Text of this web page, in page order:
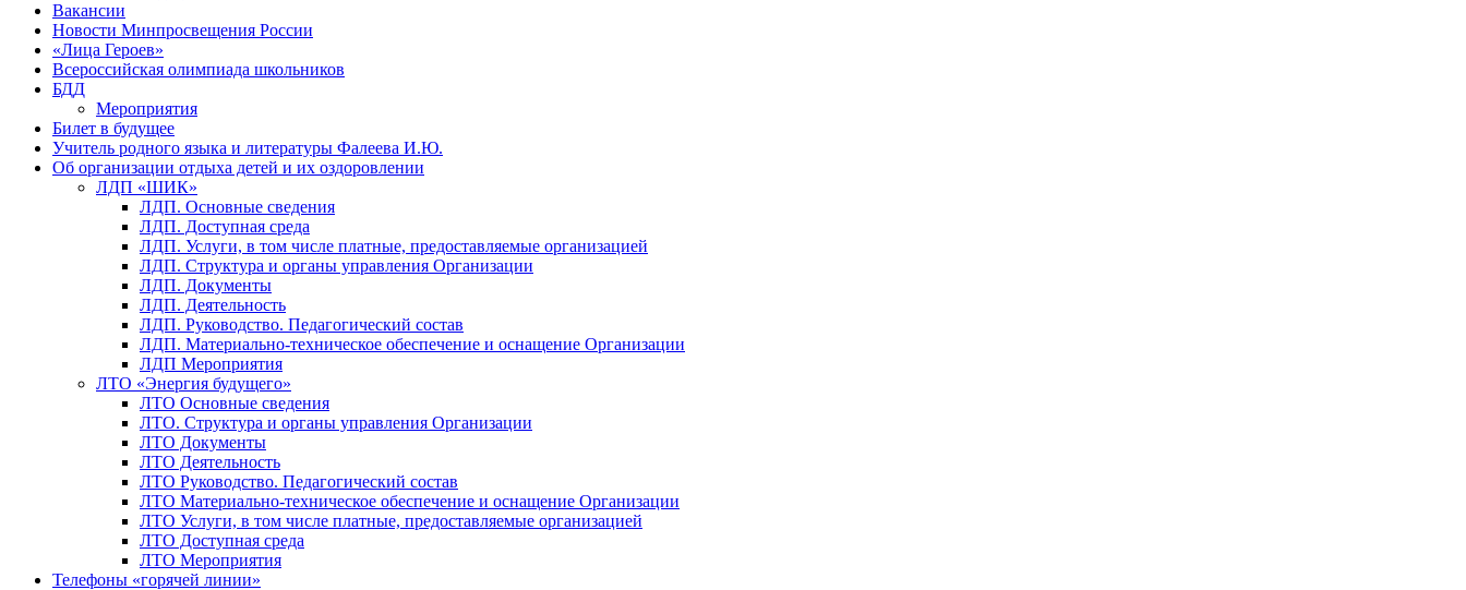
Вакансии
Новости Минпросвещения России
«Лица Героев»
Всероссийская олимпиада школьников
БДД
Мероприятия
Билет в будущее
Учитель родного языка и литературы Фалеева И.Ю.
Об организации отдыха детей и их оздоровлении
ЛДП «ШИК»
ЛДП. Основные сведения
ЛДП. Доступная среда
ЛДП. Услуги, в том числе платные, предоставляемые организацией
ЛДП. Структура и органы управления Организации
ЛДП. Документы
ЛДП. Деятельность
ЛДП. Руководство. Педагогический состав
ЛДП. Материально-техническое обеспечение и оснащение Организации
ЛДП Мероприятия
ЛТО «Энергия будущего»
ЛТО Основные сведения
ЛТО. Структура и органы управления Организации
ЛТО Документы
ЛТО Деятельность
ЛТО Руководство. Педагогический состав
ЛТО Материально-техническое обеспечение и оснащение Организации
ЛТО Услуги, в том числе платные, предоставляемые организацией
ЛТО Доступная среда
ЛТО Мероприятия
Телефоны «горячей линии»